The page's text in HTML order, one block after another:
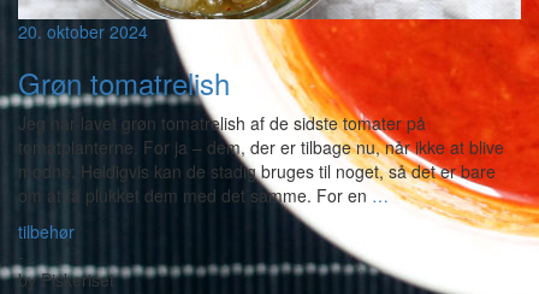
20. oktober 2024
Grøn tomatrelish
Jeg har lavet grøn tomatrelish af de sidste tomater på
tomatplanterne. For ja – dem, der er tilbage nu, når ikke at blive
modne. Heldigvis kan de stadig bruges til noget, så det er bare
om at få plukket dem med det samme. For en …
tilbehør
-
byPiskeriset